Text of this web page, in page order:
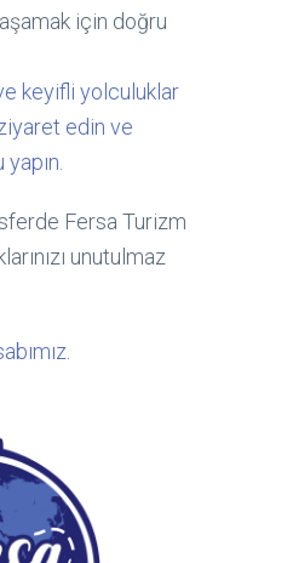
için doğru
keyifli yolculuklar
edin ve
Fersa Turizm
unutulmaz